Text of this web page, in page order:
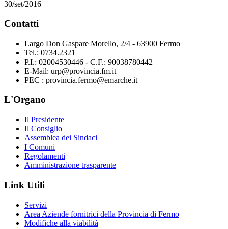
30/set/2016
Contatti
Largo Don Gaspare Morello, 2/4 - 63900 Fermo
Tel.: 0734.2321
P.I.: 02004530446 - C.F.: 90038780442
E-Mail: urp@provincia.fm.it
PEC : provincia.fermo@emarche.it
L'Organo
Il Presidente
Il Consiglio
Assemblea dei Sindaci
I Comuni
Regolamenti
Amministrazione trasparente
Link Utili
Servizi
Area Aziende fornitrici della Provincia di Fermo
Modifiche alla viabilità